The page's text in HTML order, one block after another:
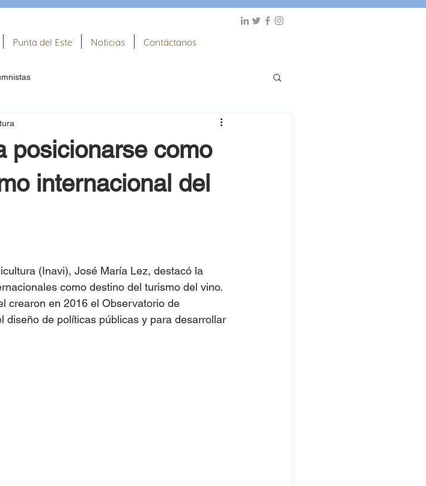
Punta del Este Noticias Contáctanos
posicionarse como
internacional del
(Inavi), José María Lez, destacó la
como destino del turismo del vino.
crearon en 2016 el Observatorio de
diseño de políticas públicas y para desarrollar